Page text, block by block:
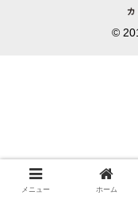
©
メニュー ホーム